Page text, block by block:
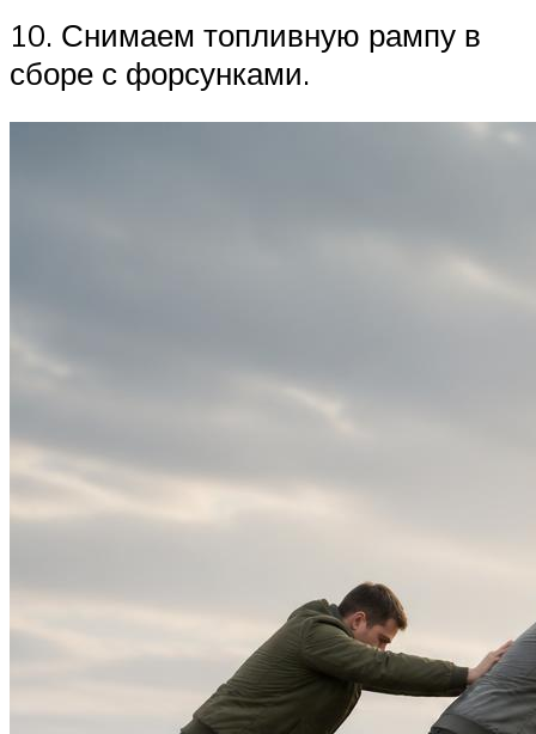
10. Снимаем топливную рампу в
сборе с форсунками.